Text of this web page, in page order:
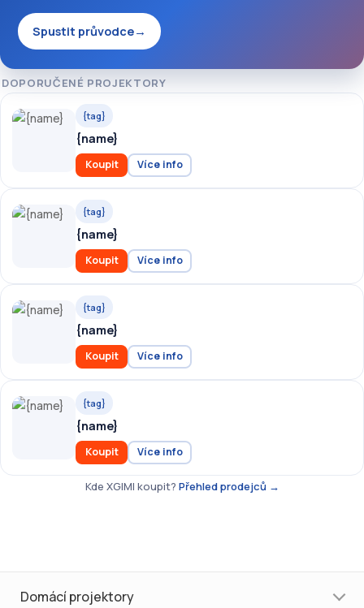
Spustit průvodce→
DOPORUČENÉ PROJEKTORY
{tag}
{name}
Koupit Více info
{tag}
{name}
Koupit Více info
{tag}
{name}
Koupit Více info
{tag}
{name}
Koupit Více info
Kde XGIMI koupit? Přehled prodejců →
Domácí projektory